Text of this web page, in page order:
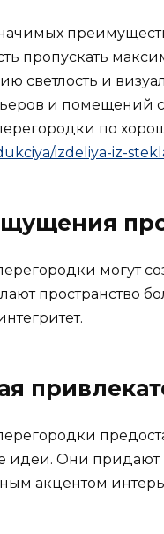
пропускать
светлость и
и помещений
по
izdeliya-iz-
могут
пространство
идеи. Они
акцентом